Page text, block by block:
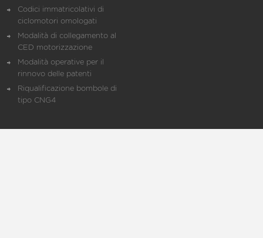
Codici immatricolativi di
ciclomotori omologati
Modalità di collegamento al
CED motorizzazione
Modalità operative per il
rinnovo delle patenti
Riqualificazione bombole di
tipo CNG4